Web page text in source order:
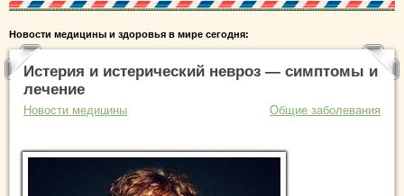
Новости медицины и здоровья в мире сегодня:
Истерия и истерический невроз — симптомы и
лечение
Новости медицины Общие заболевания